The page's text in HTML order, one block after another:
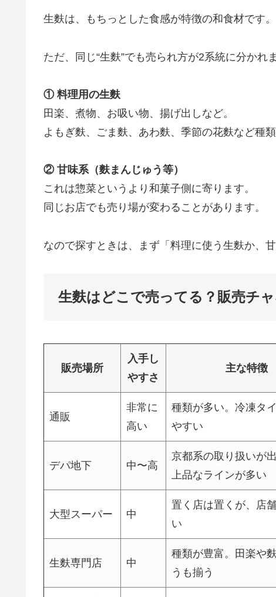
生麩は、もちっとした食感が特徴の和食材です。
ただ、同じ“生麩”でも売られ方が2系統に分かれま
① 料理用の生麩
田楽、煮物、お吸い物、揚げ出しなど。
よもぎ麩、ごま麩、あわ麩、季節の花麩など種類
② 甘味系（麩まんじゅう等）
これは惣菜というより和菓子側に寄ります。
同じお店でも売り場が変わることがあります。
なので探すときは、まず「料理に使う生麩か、
生麩はどこで売ってる？販売チ
販売場所
入手し
やすさ
主な特徴
通販
非常に
高い
種類が多い。冷凍タ
やすい
デパ地下 中〜高
京都系の取り扱いが出
上品なラインが多い
大型スーパー 中
置く店は置くが、店
い
生麩専門店 中
種類が豊富。田楽や
うも揃う